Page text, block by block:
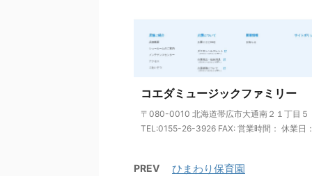
コエダミュージックファミリー
〒080-0010 北海道帯広市大通南２１丁目５
TEL:0155-26-3926 FAX: 営業時間： 休業日
PREV ひまわり保育園